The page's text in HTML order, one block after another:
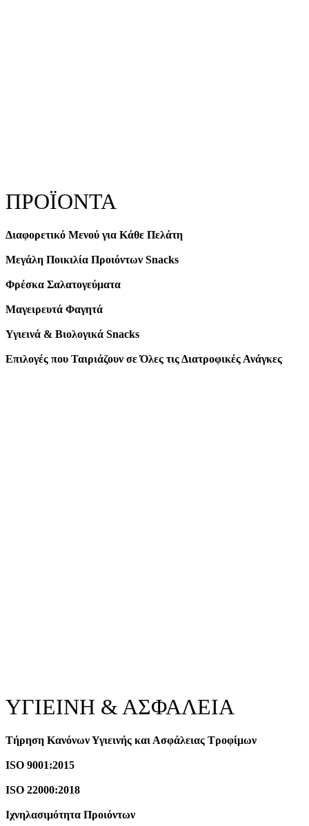
ΠΡΟΪΟΝΤΑ
Διαφορετικό Μενού για Κάθε Πελάτη
Μεγάλη Ποικιλία Προιόντων Snacks
Φρέσκα Σαλατογεύματα
Μαγειρευτά Φαγητά
Υγιεινά & Βιολογικά Snacks
Επιλογές που Ταιριάζουν σε Όλες τις Διατροφικές Ανάγκες
ΥΓΙΕΙΝΗ & ΑΣΦΑΛΕΙΑ
Τήρηση Κανόνων Υγιεινής και Ασφάλειας Τροφίμων
ISO 9001:2015
ISO 22000:2018
Ιχνηλασιμότητα Προιόντων